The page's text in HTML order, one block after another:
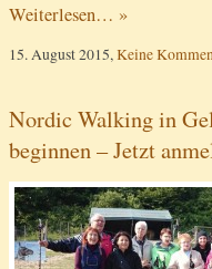
Weiterlesen… »
15. August 2015,Keine
Nordic Walking in
beginnen – Jetzt